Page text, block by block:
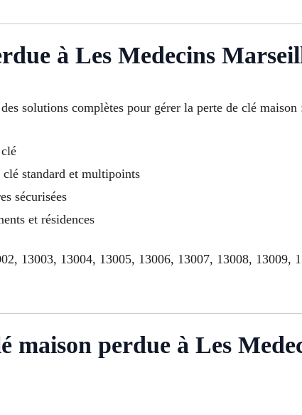
à Les Medecins
solutions complètes pour gérer la perte de clé maison
standard et multipoints
sécurisées
et résidences
13003, 13004, 13005, 13006, 13007, 13008, 13009,
maison perdue à Les